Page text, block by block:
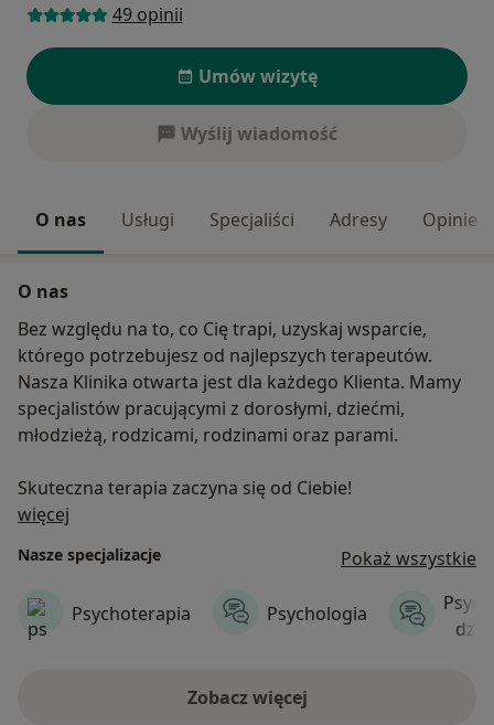
49 opinii
Umów wizytę
Wyślij wiadomość
O nas Usługi Specjaliści Adresy Opinie
O nas
Bez względu na to, co Cię trapi, uzyskaj wsparcie,
którego potrzebujesz od najlepszych terapeutów.
Nasza Klinika otwarta jest dla każdego Klienta. Mamy
specjalistów pracującymi z dorosłymi, dziećmi,
młodzieżą, rodzicami, rodzinami oraz parami.
Skuteczna terapia zaczyna się od Ciebie!
więcej
Nasze specjalizacje Pokaż wszystkie
Psychoterapia Psychologia
Zobacz więcej